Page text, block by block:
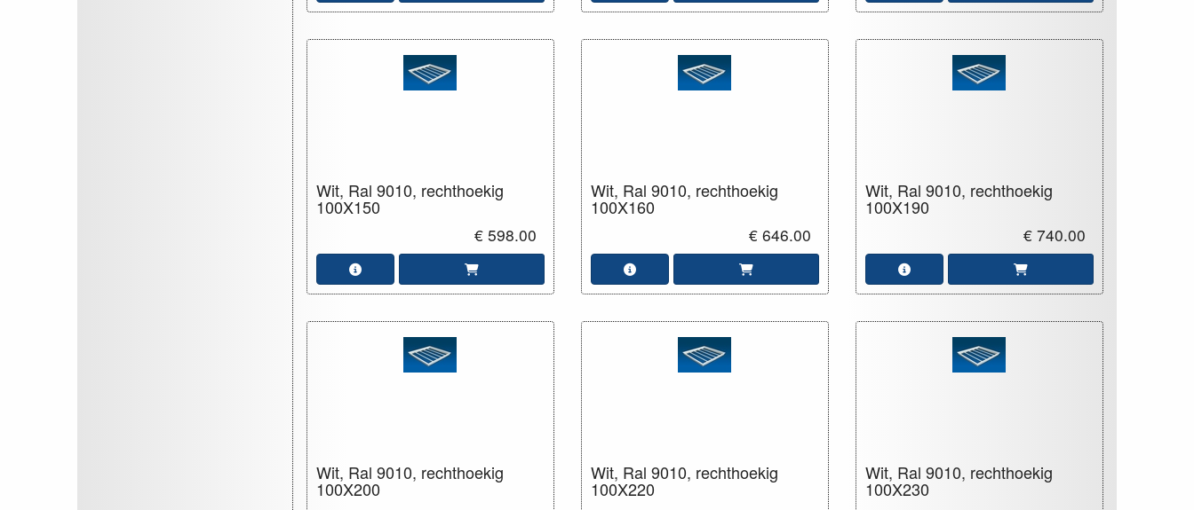
Wit, Ral 9010, rechthoekig
100X150
€ 598.00
Wit, Ral 9010, rechthoekig
100X160
€ 646.00
Wit, Ral 9010, rechthoekig
100X190
€ 740.00
Wit, Ral 9010, rechthoekig
100X200
Wit, Ral 9010, rechthoekig
100X220
Wit, Ral 9010, rechthoekig
100X230